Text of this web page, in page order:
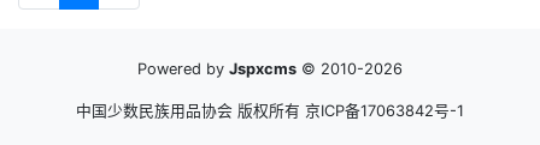
Powered by Jspxcms © 2010-2026
中国少数民族用品协会 版权所有 京ICP备17063842号-1